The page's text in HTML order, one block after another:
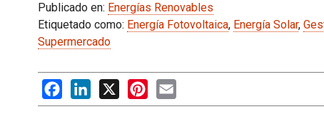
Publicado en: Energías Renovables
Etiquetado como: Energía Fotovoltaica, Energía Solar,
Supermercado
FacebookLinkedIn
X PinterestEmail